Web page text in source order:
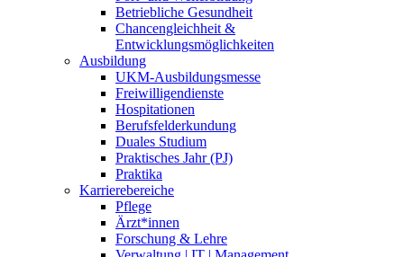
Betriebliche Gesundheit
Chancengleichheit &
Entwicklungsmöglichkeiten
Ausbildung
UKM-Ausbildungsmesse
Freiwilligendienste
Hospitationen
Berufsfelderkundung
Duales Studium
Praktisches Jahr (PJ)
Praktika
Karrierebereiche
Pflege
Ärzt*innen
Forschung & Lehre